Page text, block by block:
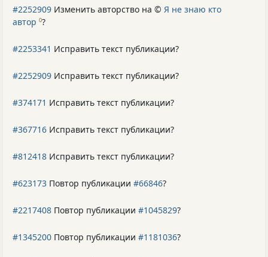
#2252909 Изменить авторство на © Я не знаю кто
автор 0?
#2253341 Исправить текст публикации?
#2252909 Исправить текст публикации?
#374171 Исправить текст публикации?
#367716 Исправить текст публикации?
#812418 Исправить текст публикации?
#623173 Повтор публикации #66846?
#2217408 Повтор публикации #1045829?
#1345200 Повтор публикации #1181036?